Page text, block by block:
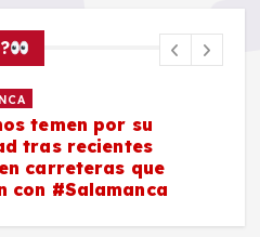
temen por su
tras recientes
carreteras que
con #Salamanca